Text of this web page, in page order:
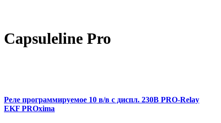
Capsuleline Pro
Реле программируемое 10 в/в с диспл. 230В PRO-Relay
EKF PROxima